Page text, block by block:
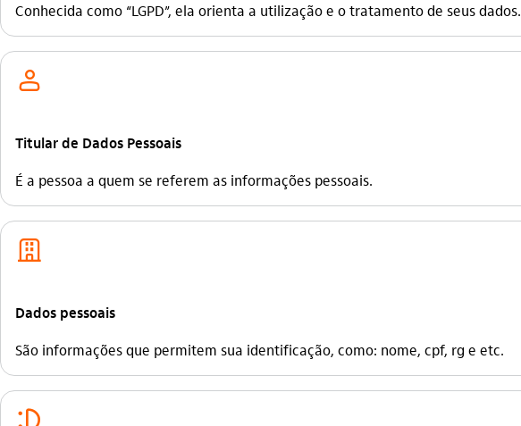
Conhecida como “LGPD”, ela orienta a utilização e o tratamento de seus dados.
usuario_outline
Titular de Dados Pessoais
É a pessoa a quem se referem as informações pessoais.
empresas_outline
Dados pessoais
São informações que permitem sua identificação, como: nome, cpf, rg e etc.
sorriso_outline